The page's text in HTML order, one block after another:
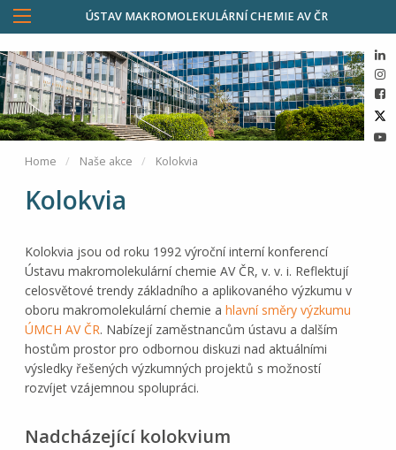
ÚSTAV MAKROMOLEKULÁRNÍ CHEMIE AV ČR
Home Naše akce Kolokvia
Kolokvia
Kolokvia jsou od roku 1992 výroční interní konferencí
Ústavu makromolekulární chemie AV ČR, v. v. i. Reflektují
celosvětové trendy základního a aplikovaného výzkumu v
oboru makromolekulární chemie a hlavní směry výzkumu
ÚMCH AV ČR. Nabízejí zaměstnancům ústavu a dalším
hostům prostor pro odbornou diskuzi nad aktuálními
výsledky řešených výzkumných projektů s možností
rozvíjet vzájemnou spolupráci.
Nadcházející kolokvium